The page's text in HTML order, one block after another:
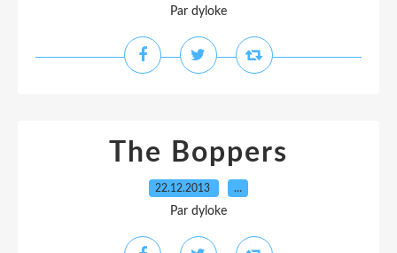
Par dyloke
The Boppers
22.12.2013 …
Par dyloke